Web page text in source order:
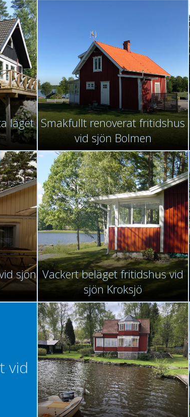
läget Smakfullt renoverat fritidshus
vid sjön Bolmen
sjön Vackert beläget fritidshus vid
sjön Kroksjö
vid